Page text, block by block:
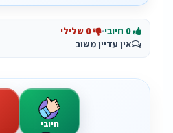
·
אין עדיין משוב
חיובי